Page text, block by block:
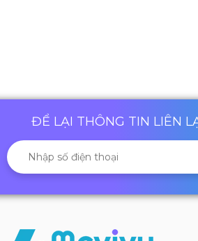
ĐỂ LẠI THÔNG TIN LIÊN